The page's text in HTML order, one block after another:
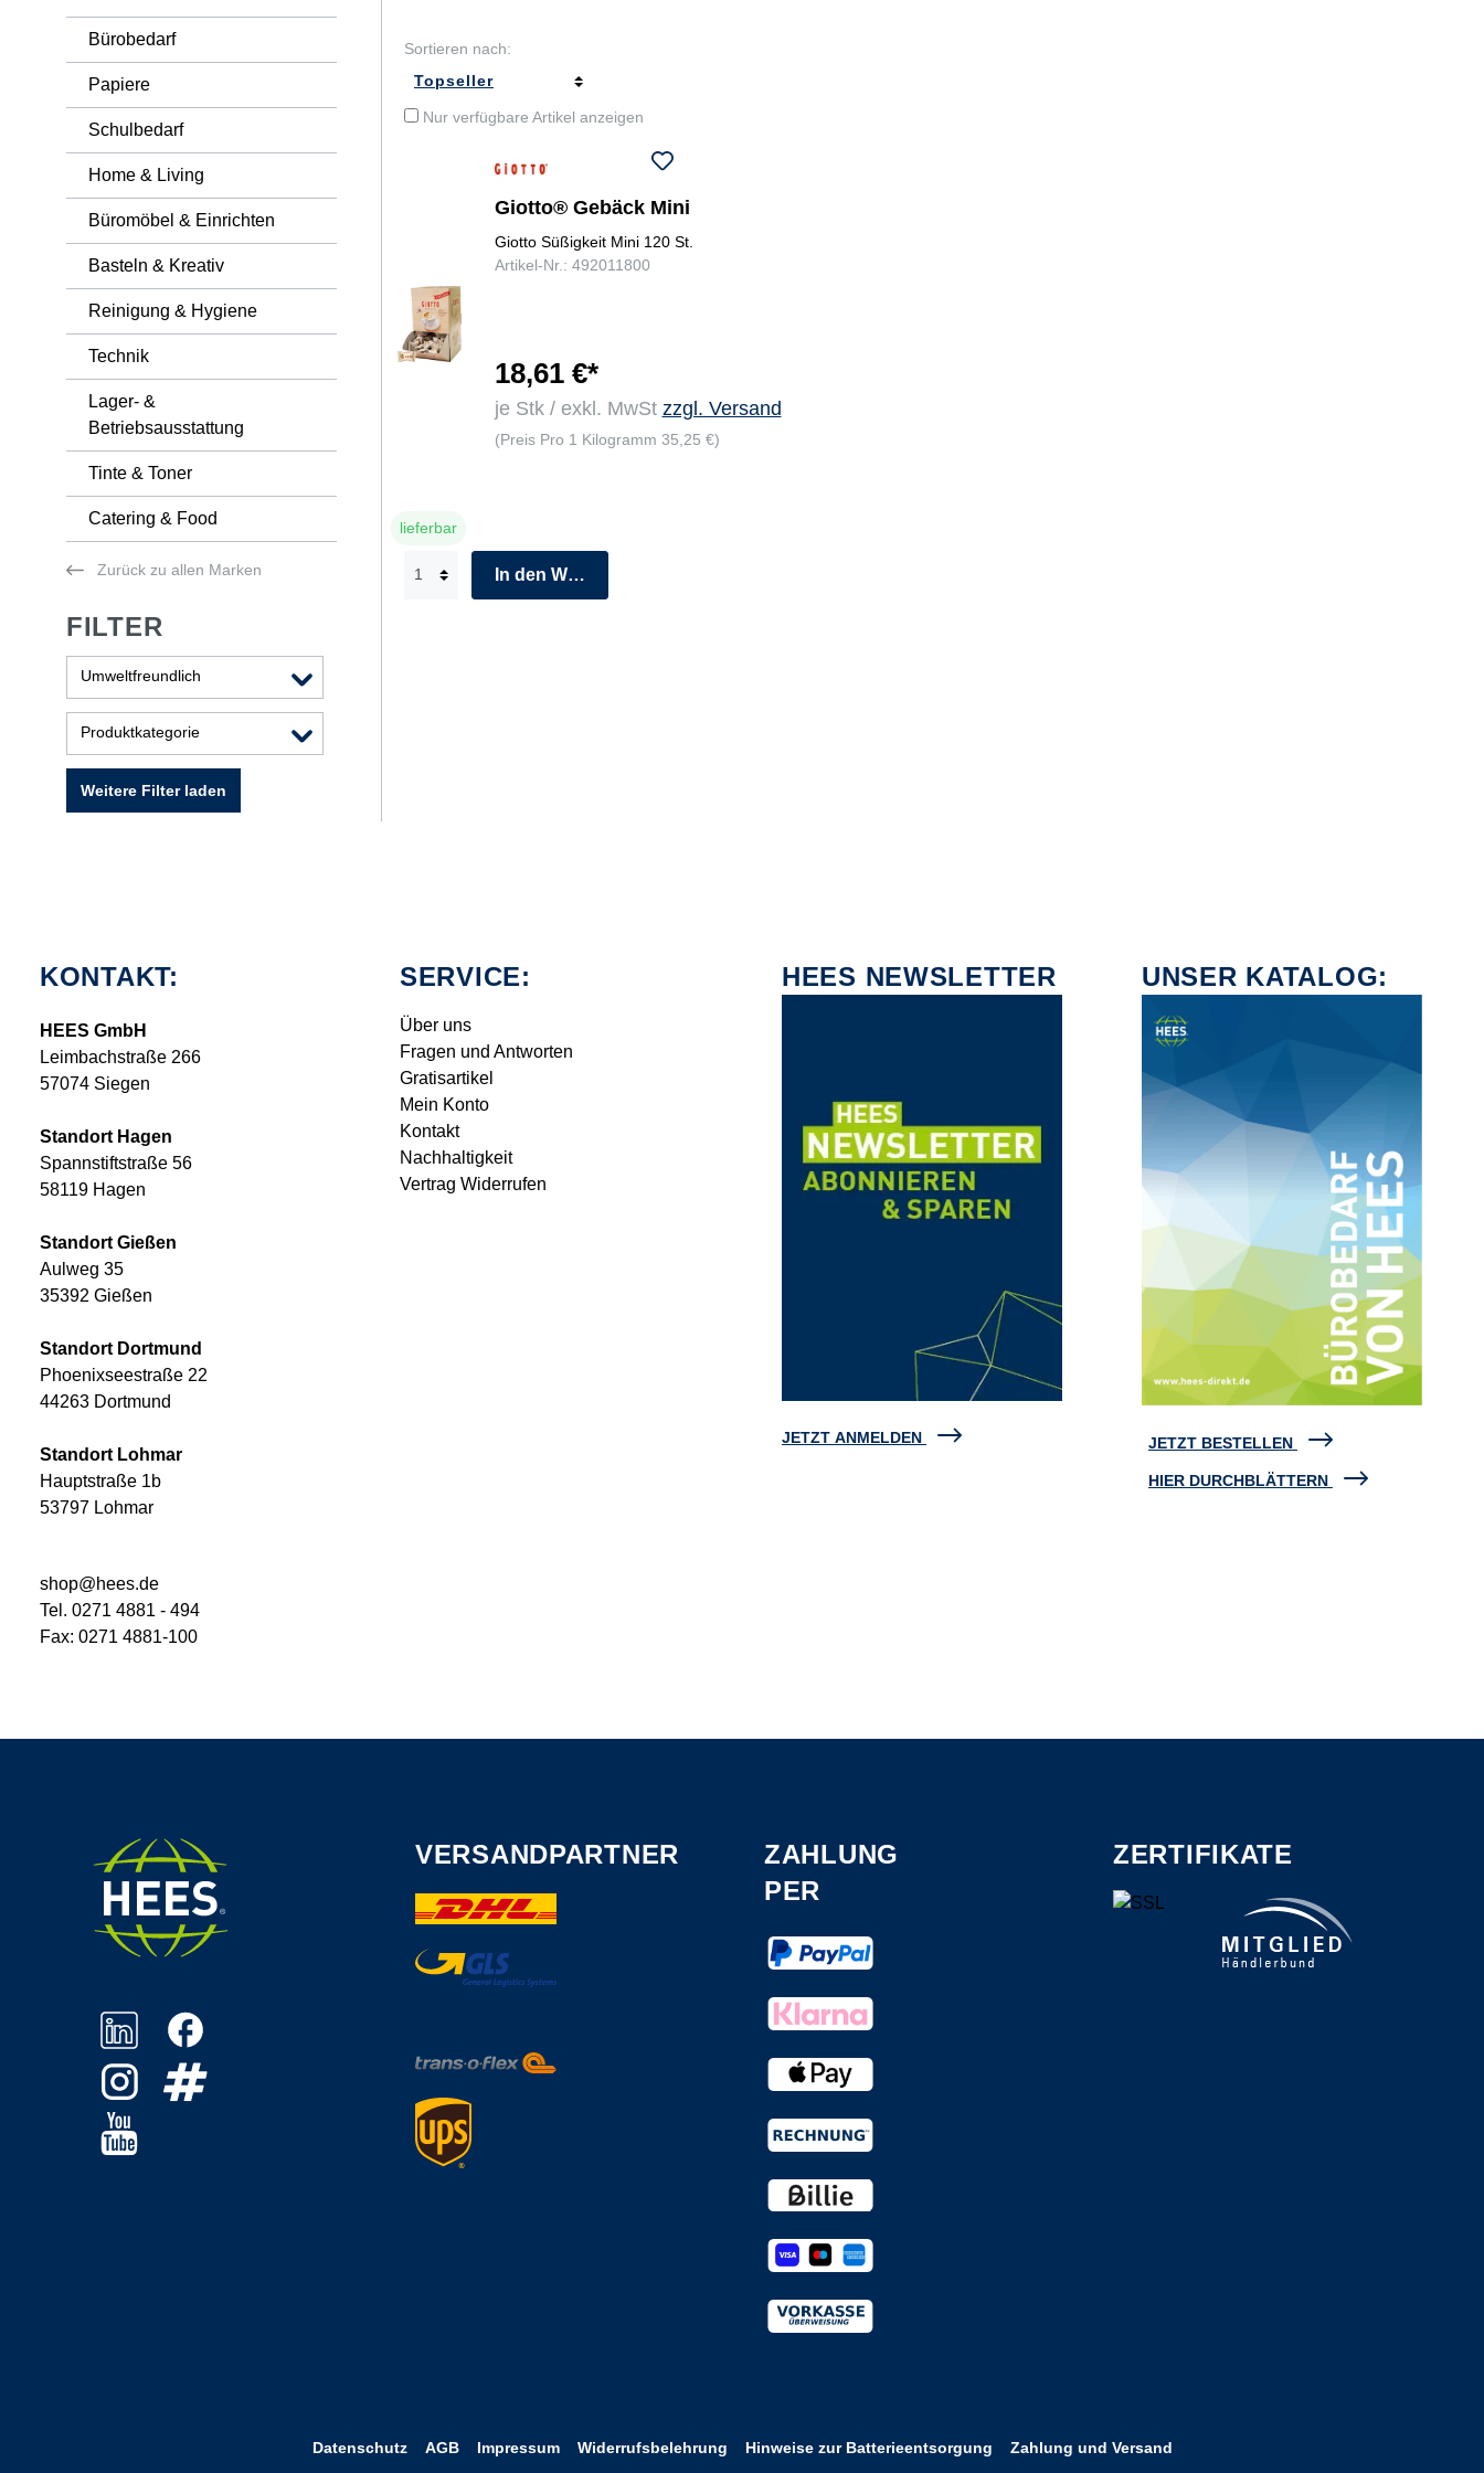
Bastelbedarf & DIY
Namensschilder & Zubehör
Werkzeug
Nespresso Zubehör
Bürobedarf
Papiere
Schulbedarf
Home & Living
Büromöbel & Einrichten
Basteln & Kreativ
Reinigung & Hygiene
Technik
Lager- &
Betriebsausstattung
Tinte & Toner
Catering & Food
Zurück zu allen Marken
FILTER
Umweltfreundlich
Produktkategorie
Weitere Filter laden
Sortieren nach:
Nur verfügbare Artikel anzeigen
Giotto® Gebäck Mini
Giotto Süßigkeit Mini 120 St.
Artikel-Nr.: 492011800
18,61 €*
je Stk / exkl. MwSt zzgl. Versand
(Preis Pro 1 Kilogramm 35,25 €)
lieferbar
In den Warenkorb
KONTAKT:
HEES GmbH
Leimbachstraße 266
57074 Siegen
Standort Hagen
Spannstiftstraße 56
58119 Hagen
Standort Gießen
Aulweg 35
35392 Gießen
Standort Dortmund
Phoenixseestraße 22
44263 Dortmund
Standort Lohmar
Hauptstraße 1b
53797 Lohmar
shop@hees.de
Tel. 0271 4881 - 494
Fax: 0271 4881-100
SERVICE:
Über uns
Fragen und Antworten
Gratisartikel
Mein Konto
Kontakt
Nachhaltigkeit
Vertrag Widerrufen
HEES NEWSLETTER
JETZT ANMELDEN
UNSER KATALOG:
JETZT BESTELLEN
HIER DURCHBLÄTTERN
VERSANDPARTNER
ZAHLUNG
PER
ZERTIFIKATE
Datenschutz AGB Impressum Widerrufsbelehrung Hinweise zur Batterieentsorgung Zahlung und Versand